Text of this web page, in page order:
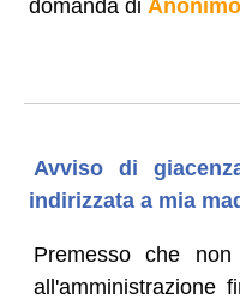
domanda di Anonimo
Avviso di
indirizzata a mia
Premesso che
all'amministrazione